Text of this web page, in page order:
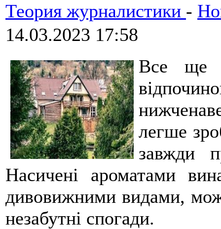
Теория журналистики -
14.03.2023 17:58
Все ще
легше
завжди
Насичені ароматами
дивовижними видами,
незабутні спогади.